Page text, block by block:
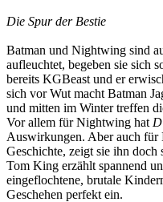
Die Spur der Bestie
Batman und Nightwing sind
aufleuchtet, begeben sie sich
bereits KGBeast und er
sich vor Wut macht Batman
und mitten im Winter treffen
Vor allem für Nightwing hat
Auswirkungen. Aber auch für
Geschichte, zeigt sie ihn doch
Tom King erzählt spannend
eingeflochtene, brutale
Geschehen perfekt ein.